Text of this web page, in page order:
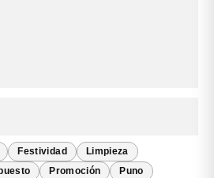
Festividad Limpieza
Promoción Puno